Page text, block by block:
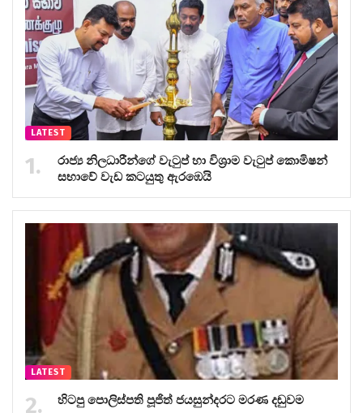
LATEST
රාජ්‍ය නිලධාරීන්ගේ වැටුප් හා විශ්‍රාම වැටුප් කොමිෂන්
සභාවේ වැඩ කටයුතු ඇරඹෙයි
LATEST
හිටපු පොලිස්පති පූජිත් ජයසුන්දරට මරණ දඬුවම